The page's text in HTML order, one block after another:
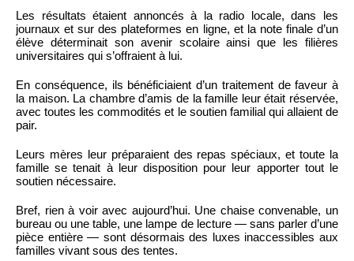
Les résultats étaient annoncés à la radio locale, dans les
journaux et sur des plateformes en ligne, et la note finale d’un
élève déterminait son avenir scolaire ainsi que les filières
universitaires qui s’offraient à lui.
En conséquence, ils bénéficiaient d’un traitement de faveur à
la maison. La chambre d’amis de la famille leur était réservée,
avec toutes les commodités et le soutien familial qui allaient de
pair.
Leurs mères leur préparaient des repas spéciaux, et toute la
famille se tenait à leur disposition pour leur apporter tout le
soutien nécessaire.
Bref, rien à voir avec aujourd’hui. Une chaise convenable, un
bureau ou une table, une lampe de lecture — sans parler d’une
pièce entière — sont désormais des luxes inaccessibles aux
familles vivant sous des tentes.